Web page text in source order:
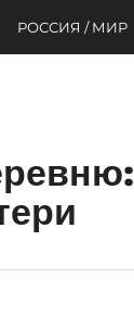
РОССИЯ / МИР